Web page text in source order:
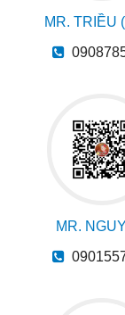
MR. TRIỀU
MR.